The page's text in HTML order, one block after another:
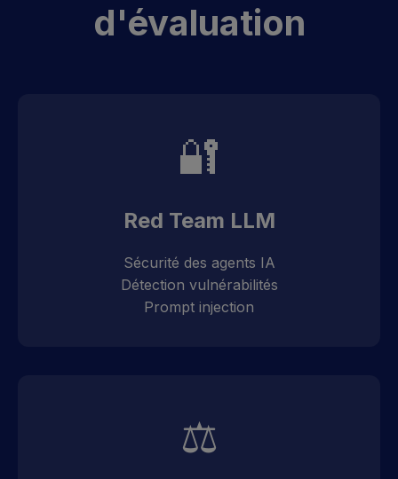
d'évaluation
🔐
Red Team LLM
Sécurité des agents IA
Détection vulnérabilités
Prompt injection
⚖️